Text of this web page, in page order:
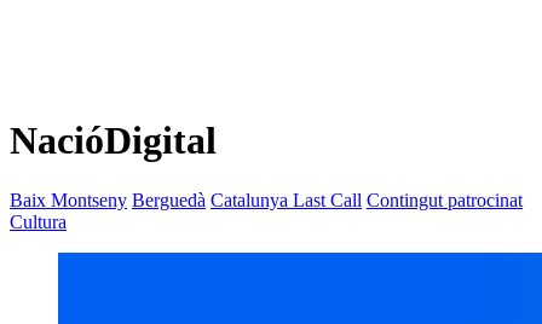
NacióDigital
Baix Montseny Berguedà Catalunya Last Call Contingut patrocinat
Cultura